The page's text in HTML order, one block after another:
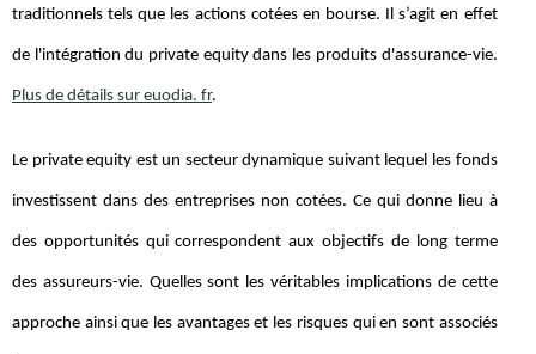
traditionnels tels que les actions cotées en bourse. Il s’agit en effet
de l'intégration du private equity dans les produits d'assurance-vie.
Plus de détails sur euodia. fr.
Le private equity est un secteur dynamique suivant lequel les fonds
investissent dans des entreprises non cotées. Ce qui donne lieu à
des opportunités qui correspondent aux objectifs de long terme
des assureurs-vie. Quelles sont les véritables implications de cette
approche ainsi que les avantages et les risques qui en sont associés